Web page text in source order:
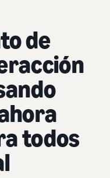
de
todos